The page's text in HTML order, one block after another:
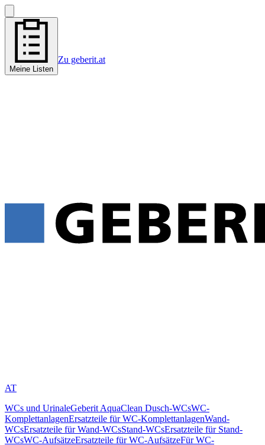
Meine Listen
Zu geberit.at
AT
WCs und UrinaleGeberit AquaClean Dusch-WCsWC-
KomplettanlagenErsatzteile für WC-KomplettanlagenWand-
WCsErsatzteile für Wand-WCsStand-WCsErsatzteile für Stand-
WCsWC-AufsätzeErsatzteile für WC-AufsätzeFür WC-